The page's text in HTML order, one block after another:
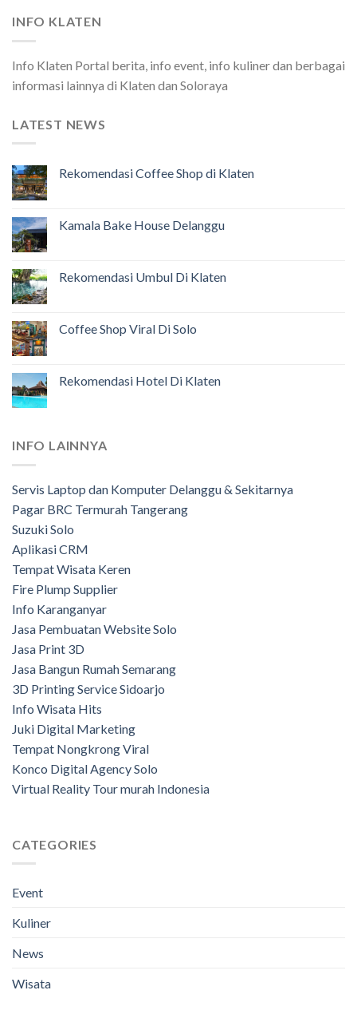
INFO KLATEN
Info Klaten Portal berita, info event, info kuliner dan berbagai
informasi lainnya di Klaten dan Soloraya
LATEST NEWS
Rekomendasi Coffee Shop di Klaten
Kamala Bake House Delanggu
Rekomendasi Umbul Di Klaten
Coffee Shop Viral Di Solo
Rekomendasi Hotel Di Klaten
INFO LAINNYA
Servis Laptop dan Komputer Delanggu & Sekitarnya
Pagar BRC Termurah Tangerang
Suzuki Solo
Aplikasi CRM
Tempat Wisata Keren
Fire Plump Supplier
Info Karanganyar
Jasa Pembuatan Website Solo
Jasa Print 3D
Jasa Bangun Rumah Semarang
3D Printing Service Sidoarjo
Info Wisata Hits
Juki Digital Marketing
Tempat Nongkrong Viral
Konco Digital Agency Solo
Virtual Reality Tour murah Indonesia
CATEGORIES
Event
Kuliner
News
Wisata